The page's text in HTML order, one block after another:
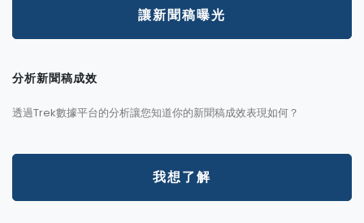
讓新聞稿曝光
分析新聞稿成效
透過Trek數據平台的分析讓您知道你的新聞稿成效表現如何？
我想了解